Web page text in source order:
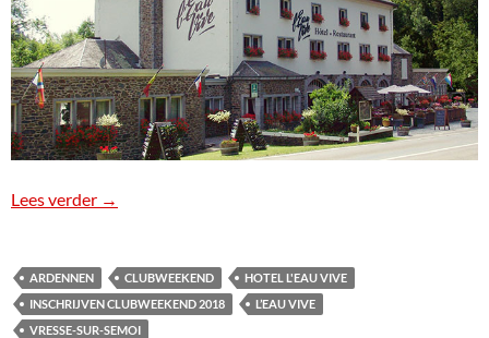
Lees verder MBC Clubweekend 2018
→
ARDENNEN CLUBWEEKEND
HOTEL L'EAU VIVE
INSCHRIJVEN CLUBWEEKEND 2018
L’EAU VIVE
VRESSE-SUR-SEMOI